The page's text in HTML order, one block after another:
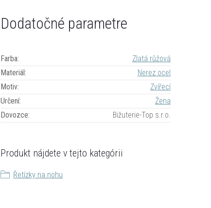
Dodatočné parametre
Farba:
Zlatá růžová
Materiál:
Nerez ocel
Motiv:
Zvířecí
Určení:
Žena
Dovozce: Bižuterie-Top s.r.o.
Produkt nájdete v tejto kategórii
Řetízky na nohu